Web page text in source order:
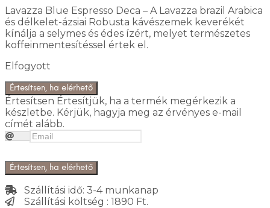
Lavazza Blue Espresso Deca – A Lavazza brazil Arabica
és délkelet-ázsiai Robusta kávészemek keverékét
kínálja a selymes és édes ízért, melyet természetes
koffeinmentesítéssel értek el.
Elfogyott
Értesítsen, ha elérhető
Értesítsen Értesítjük, ha a termék megérkezik a
készletbe. Kérjük, hagyja meg az érvényes e-mail
címét alább.
Értesítsen, ha elérhető
Szállítási idő: 3-4 munkanap
Szállítási költség : 1890 Ft.